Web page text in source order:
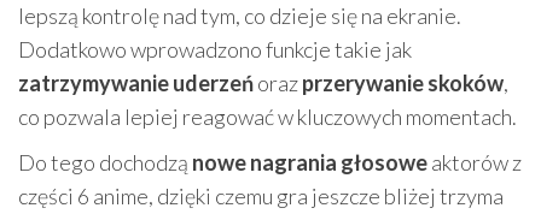
lepszą kontrolę nad tym, co dzieje się na ekranie.
Dodatkowo wprowadzono funkcje takie jak
zatrzymywanie uderzeńorazprzerywanie skoków,
co pozwala lepiej reagować w kluczowych momentach.
Do tego dochodzą nowe nagrania głosoweaktorów z
części 6 anime, dzięki czemu gra jeszcze bliżej trzyma